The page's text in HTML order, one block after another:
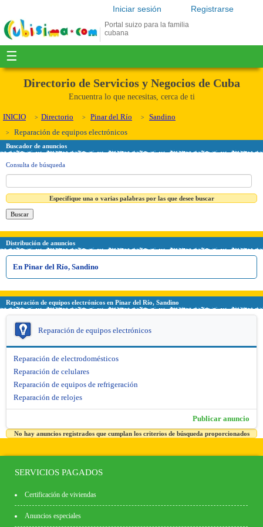
Registrarse
Iniciar sesión
Portal suizo para la familia
cubana
☰
Directorio de Servicios y Negocios de Cuba
Encuentra lo que necesitas, cerca de ti
INICIO Directorio Pinar del Río
Sandino
Reparación de equipos electrónicos
Buscador de anuncios
Consulta de búsqueda
Especifique una o varias palabras por las que desee buscar
Distribución de anuncios
En Pinar del Río, Sandino
Reparación de equipos electrónicos en Pinar del Río, Sandino
Reparación de equipos electrónicos
Reparación de electrodomésticos
Reparación de celulares
Reparación de equipos de refrigeración
Reparación de relojes
Publicar anuncio
No hay anuncios registrados que cumplan los criterios de búsqueda proporcionados
SERVICIOS PAGADOS
Certificación de viviendas
Anuncios especiales